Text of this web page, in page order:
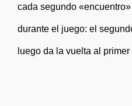
cada segundo
durante el juego: el
luego da la vuelta al